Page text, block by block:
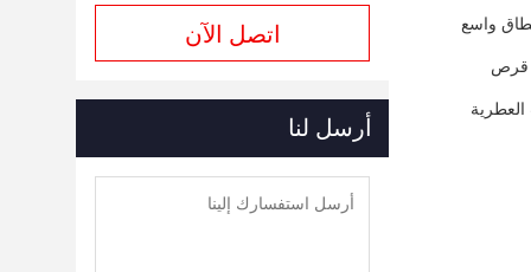
واسع
قرص
اتصل الآن
أرسل لنا